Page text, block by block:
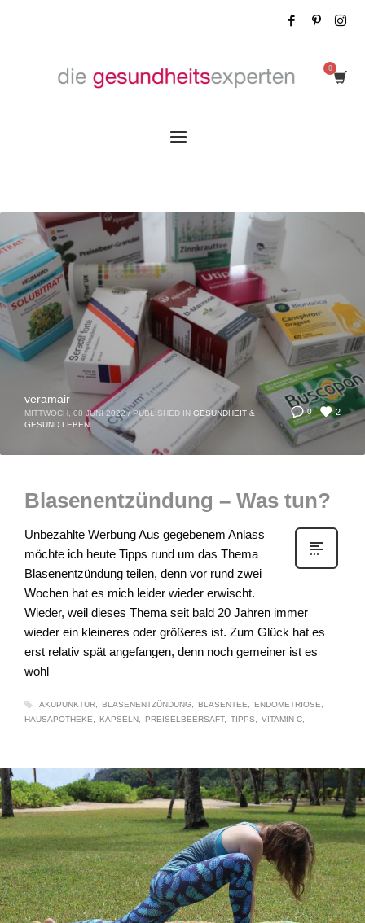
0 2
veramair
MITTWOCH, 08 JUNI 2022 / PUBLISHED IN GESUNDHEIT &
GESUND LEBEN
Blasenentzündung – Was tun?
Unbezahlte Werbung Aus gegebenem Anlass
möchte ich heute Tipps rund um das Thema
Blasenentzündung teilen, denn vor rund zwei
Wochen hat es mich leider wieder erwischt.
Wieder, weil dieses Thema seit bald 20 Jahren immer
wieder ein kleineres oder größeres ist. Zum Glück hat es
erst relativ spät angefangen, denn noch gemeiner ist es
wohl
AKUPUNKTUR BLASENENTZÜNDUNG BLASENTEE
ENDOMETRIOSE
HAUSAPOTHEKE
KAPSELN PREISELBEERSAFT TIPPS VITAMIN C